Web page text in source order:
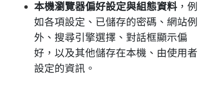
本機瀏覽器偏好設定與組態資料 ，例
如各項設定、已儲存的密碼、網站例
外、搜尋引擎選擇、對話框顯示偏
好，以及其他儲存在本機、由使用者
設定的資訊。